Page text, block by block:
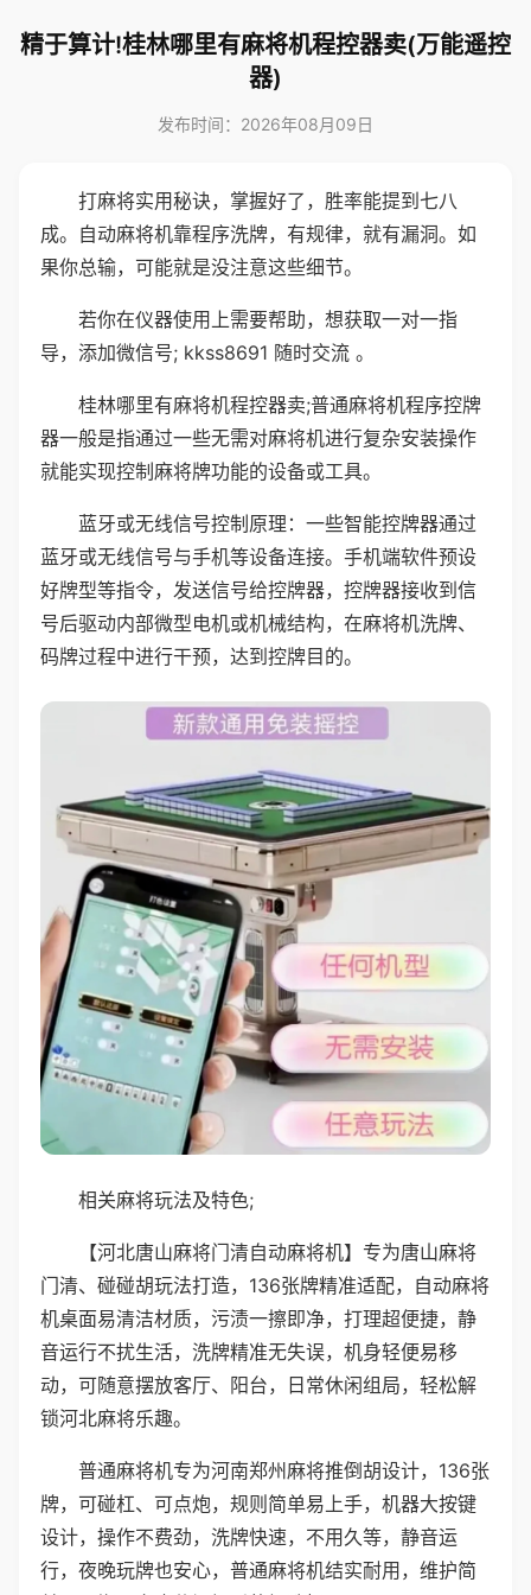
精于算计!桂林哪里有麻将机程控器卖(万能遥控
器)
发布时间：2026年08月09日
打麻将实用秘诀，掌握好了，胜率能提到七八
成。自动麻将机靠程序洗牌，有规律，就有漏洞。如
果你总输，可能就是没注意这些细节。
若你在仪器使用上需要帮助，想获取一对一指
导，添加微信号; kkss8691 随时交流 。
桂林哪里有麻将机程控器卖;普通麻将机程序控牌
器一般是指通过一些无需对麻将机进行复杂安装操作
就能实现控制麻将牌功能的设备或工具。
蓝牙或无线信号控制原理：一些智能控牌器通过
蓝牙或无线信号与手机等设备连接。手机端软件预设
好牌型等指令，发送信号给控牌器，控牌器接收到信
号后驱动内部微型电机或机械结构，在麻将机洗牌、
码牌过程中进行干预，达到控牌目的。
相关麻将玩法及特色;
【河北唐山麻将门清自动麻将机】专为唐山麻将
门清、碰碰胡玩法打造，136张牌精准适配，自动麻将
机桌面易清洁材质，污渍一擦即净，打理超便捷，静
音运行不扰生活，洗牌精准无失误，机身轻便易移
动，可随意摆放客厅、阳台，日常休闲组局，轻松解
锁河北麻将乐趣。
普通麻将机专为河南郑州麻将推倒胡设计，136张
牌，可碰杠、可点炮，规则简单易上手，机器大按键
设计，操作不费劲，洗牌快速，不用久等，静音运
行，夜晚玩牌也安心，普通麻将机结实耐用，维护简